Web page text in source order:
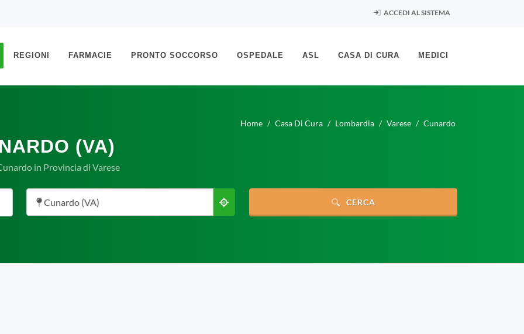
ACCEDI AL SISTEMA
REGIONI FARMACIE PRONTO SOCCORSO OSPEDALE ASL CASA DI CURA MEDICI
Home Casa Di Cura Lombardia Varese Cunardo
(VA)
in Provincia di Varese
Cunardo (VA) CERCA